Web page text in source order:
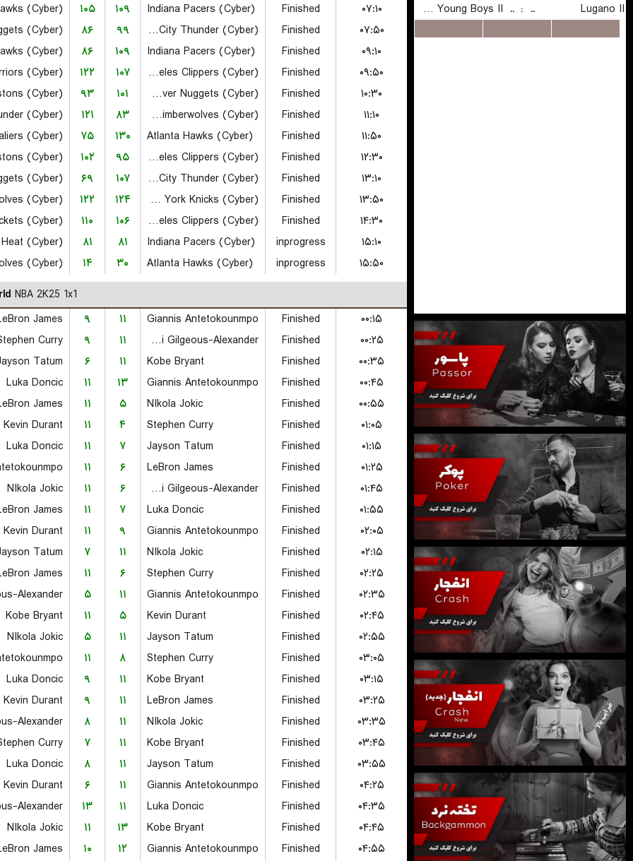
(Cyber)
۱۰۵ ۱۰۹ Indiana Pacers (Cyber) Finished
۰۷:۱۰
۸۶ ۹۹ Oklahoma City Thunder (Cyber) Finished
۰۷:۵۰
(Cyber)
۸۶ ۱۰۹ Indiana Pacers (Cyber) Finished
۰۹:۱۰
۱۲۲ ۱۰۷ Los Angeles Clippers (Cyber) Finished
۰۹:۵۰
(Cyber)
۹۳ ۱۰۱ Denver Nuggets (Cyber) Finished
۱۰:۳۰
۱۲۱ ۸۳ Minnesota Timberwolves (Cyber) Finished
۱۱:۱۰
۷۵ ۱۳۰ Atlanta Hawks (Cyber) Finished
۱۱:۵۰
(Cyber)
۱۰۲ ۹۵ Los Angeles Clippers (Cyber) Finished
۱۲:۳۰
۶۹ ۱۰۷ Oklahoma City Thunder (Cyber) Finished
۱۳:۱۰
۱۲۲ ۱۲۴ New York Knicks (Cyber) Finished
۱۳:۵۰
۱۱۰ ۱۰۶ Los Angeles Clippers (Cyber) Finished
۱۴:۳۰
(Cyber)
۸۱ ۸۱ Indiana Pacers (Cyber) inprogress
۱۵:۱۰
۱۴ ۳۰ Atlanta Hawks (Cyber) inprogress
۱۵:۵۰
NBA 2K25 1x1
James
۹ ۱۱ Giannis Antetokounmpo Finished
۰۰:۱۵
Curry
۹ ۱۱ Shai Gilgeous-Alexander Finished
۰۰:۲۵
Tatum
۶ ۱۱ Kobe Bryant Finished
۰۰:۳۵
Luka Doncic
۱۱ ۱۳ Giannis Antetokounmpo Finished
۰۰:۴۵
James
۱۱ ۵ NIkola Jokic Finished
۰۰:۵۵
Kevin Durant
۱۱ ۴ Stephen Curry Finished
۰۱:۰۵
Luka Doncic
۱۱ ۷ Jayson Tatum Finished
۰۱:۱۵
۱۱ ۶ LeBron James Finished
۰۱:۲۵
NIkola Jokic
۱۱ ۶ Shai Gilgeous-Alexander Finished
۰۱:۴۵
James
۱۱ ۷ Luka Doncic Finished
۰۱:۵۵
Kevin Durant
۱۱ ۹ Giannis Antetokounmpo Finished
۰۲:۰۵
Tatum
۷ ۱۱ NIkola Jokic Finished
۰۲:۱۵
James
۱۱ ۶ Stephen Curry Finished
۰۲:۲۵
۵ ۱۱ Giannis Antetokounmpo Finished
۰۲:۳۵
Kobe Bryant
۱۱ ۵ Kevin Durant Finished
۰۲:۴۵
NIkola Jokic
۵ ۱۱ Jayson Tatum Finished
۰۲:۵۵
۱۱ ۸ Stephen Curry Finished
۰۳:۰۵
Luka Doncic
۹ ۱۱ Kobe Bryant Finished
۰۳:۱۵
Kevin Durant
۹ ۱۱ LeBron James Finished
۰۳:۲۵
۸ ۱۱ NIkola Jokic Finished
۰۳:۳۵
Curry
۷ ۱۱ Kobe Bryant Finished
۰۳:۴۵
Luka Doncic
۸ ۱۱ Jayson Tatum Finished
۰۳:۵۵
Kevin Durant
۶ ۱۱ Giannis Antetokounmpo Finished
۰۴:۲۵
۱۳ ۱۱ Luka Doncic Finished
۰۴:۳۵
NIkola Jokic
۱۱ ۱۳ Kobe Bryant Finished
۰۴:۴۵
James
۱۰ ۱۲ Giannis Antetokounmpo Finished
۰۴:۵۵